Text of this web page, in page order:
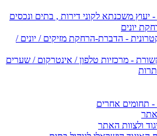
משכנתא לקוני דירות , בתים ונכסים
יונים
- הדברת-הרחקת מזיקים / יונים /
- מרכזיות טלפון / אינטרקום / שערים
תחומים אחרים
ולצוות האתר